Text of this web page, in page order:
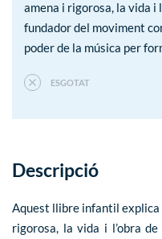
amena i rigorosa, la vida i
fundador del moviment
poder de la música per
ESGOTAT
Descripció
Aquest llibre infantil explica
rigorosa, la vida i l’obra